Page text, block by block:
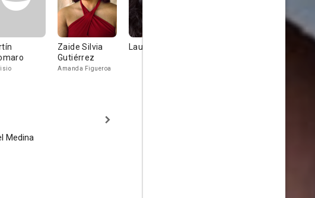
Zaide Silvia
Gutiérrez
Amanda Figueroa
Laura de Ita
Medina